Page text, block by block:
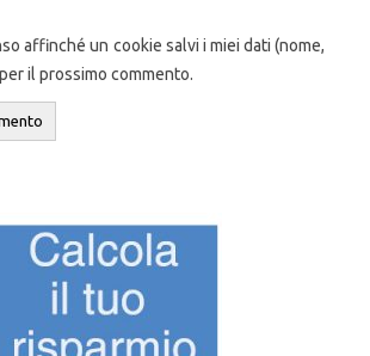
affinché un cookie salvi i miei dati (nome,
il prossimo commento.